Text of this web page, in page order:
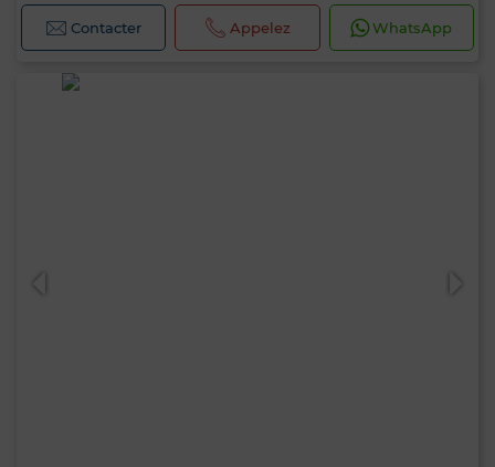
Contacter Appelez WhatsApp